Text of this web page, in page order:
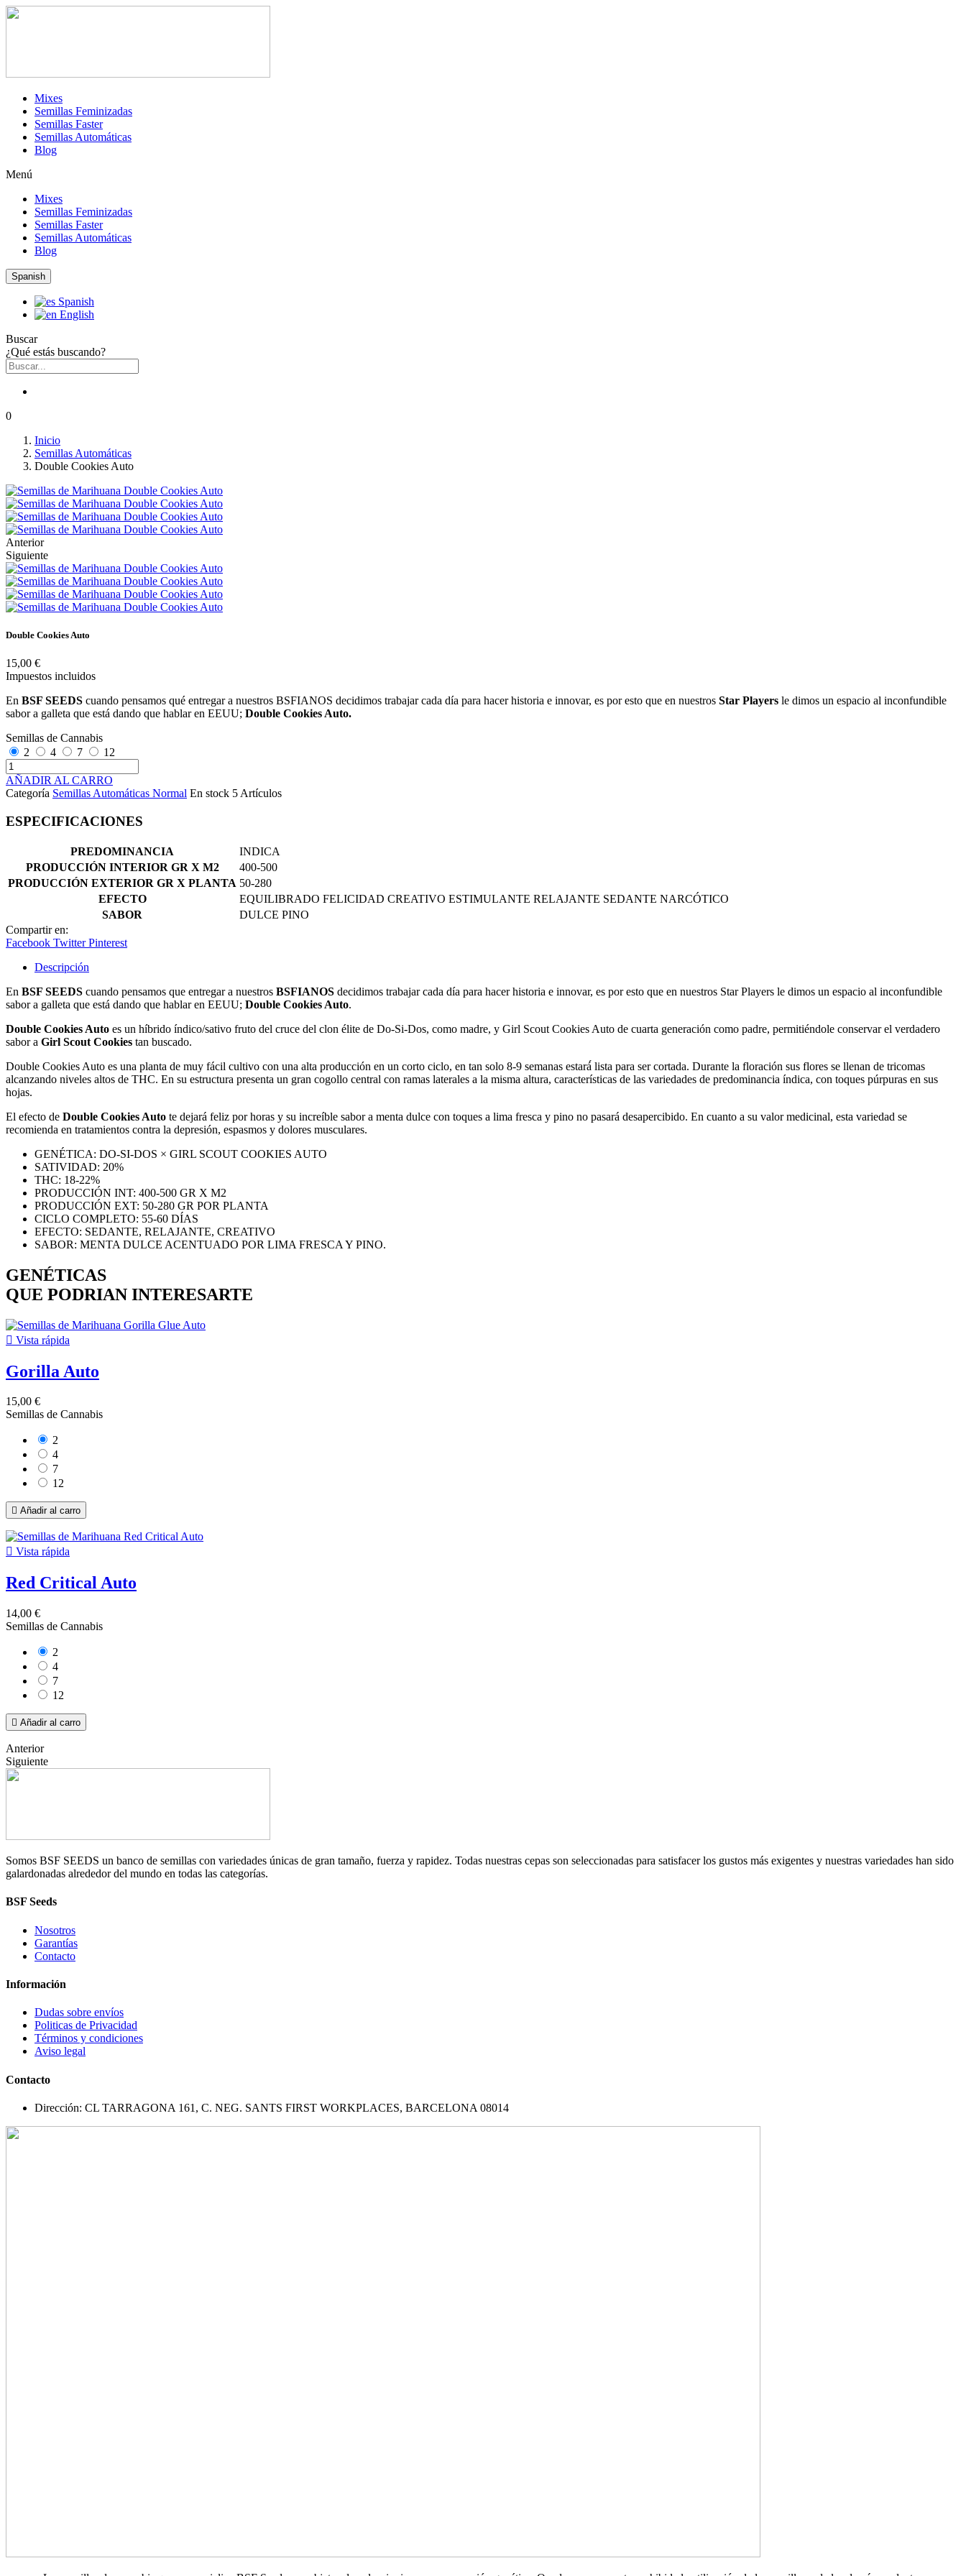
Mixes
Semillas Feminizadas
Semillas Faster
Semillas Automáticas
Blog
Menú
Mixes
Semillas Feminizadas
Semillas Faster
Semillas Automáticas
Blog
Spanish
Spanish
English
Buscar
¿Qué estás buscando?
0
Inicio
Semillas Automáticas
Double Cookies Auto
Anterior
Siguiente
Double Cookies Auto
15,00 €
Impuestos incluidos
En BSF SEEDS cuando pensamos qué entregar a nuestros BSFIANOS decidimos trabajar cada día para hacer historia e innovar, es por esto que en nuestros Star Players le dimos un espacio al inconfundible
sabor a galleta que está dando que hablar en EEUU; Double Cookies Auto.
Semillas de Cannabis
2
4 7 12
AÑADIR AL CARRO
Categoría Semillas Automáticas Normal En stock 5 Artículos
ESPECIFICACIONES
PREDOMINANCIA
INDICA
PRODUCCIÓN INTERIOR GR X M2
400-500
PRODUCCIÓN EXTERIOR GR X PLANTA 50-280
EFECTO
EQUILIBRADO FELICIDAD CREATIVO ESTIMULANTE RELAJANTE SEDANTE NARCÓTICO
SABOR
DULCE PINO
Compartir en:
Facebook Twitter Pinterest
Descripción
En BSF SEEDS cuando pensamos que entregar a nuestros BSFIANOS decidimos trabajar cada día para hacer historia e innovar, es por esto que en nuestros Star Players le dimos un espacio al inconfundible
sabor a galleta que está dando que hablar en EEUU; Double Cookies Auto.
Double Cookies Auto es un híbrido índico/sativo fruto del cruce del clon élite de Do-Si-Dos, como madre, y Girl Scout Cookies Auto de cuarta generación como padre, permitiéndole conservar el verdadero
sabor a Girl Scout Cookies tan buscado.
Double Cookies Auto es una planta de muy fácil cultivo con una alta producción en un corto ciclo, en tan solo 8-9 semanas estará́ lista para ser cortada. Durante la floración sus flores se llenan de tricomas
alcanzando niveles altos de THC. En su estructura presenta un gran cogollo central con ramas laterales a la misma altura, características de las variedades de predominancia índica, con toques púrpuras en sus
hojas.
El efecto de Double Cookies Auto te dejará feliz por horas y su increíble sabor a menta dulce con toques a lima fresca y pino no pasará desapercibido. En cuanto a su valor medicinal, esta variedad se
recomienda en tratamientos contra la depresión, espasmos y dolores musculares.
GENÉTICA: DO-SI-DOS × GIRL SCOUT COOKIES AUTO
SATIVIDAD: 20%
THC: 18-22%
PRODUCCIÓN INT: 400-500 GR X M2
PRODUCCIÓN EXT: 50-280 GR POR PLANTA
CICLO COMPLETO: 55-60 DÍAS
EFECTO: SEDANTE, RELAJANTE, CREATIVO
SABOR: MENTA DULCE ACENTUADO POR LIMA FRESCA Y PINO.
GENÉTICAS
QUE PODRIAN INTERESARTE
 Vista rápida
Gorilla Auto
15,00 €
Semillas de Cannabis
2
4
7
12
 Añadir al carro
 Vista rápida
Red Critical Auto
14,00 €
Semillas de Cannabis
2
4
7
12
 Añadir al carro
Anterior
Siguiente
Somos BSF SEEDS un banco de semillas con variedades únicas de gran tamaño, fuerza y rapidez. Todas nuestras cepas son seleccionadas para satisfacer los gustos más exigentes y nuestras variedades han sido
galardonadas alrededor del mundo en todas las categorías.
BSF Seeds
Nosotros
Garantías
Contacto
Información
Dudas sobre envíos
Politicas de Privacidad
Términos y condiciones
Aviso legal
Contacto
Dirección: CL TARRAGONA 161, C. NEG. SANTS FIRST WORKPLACES, BARCELONA 08014